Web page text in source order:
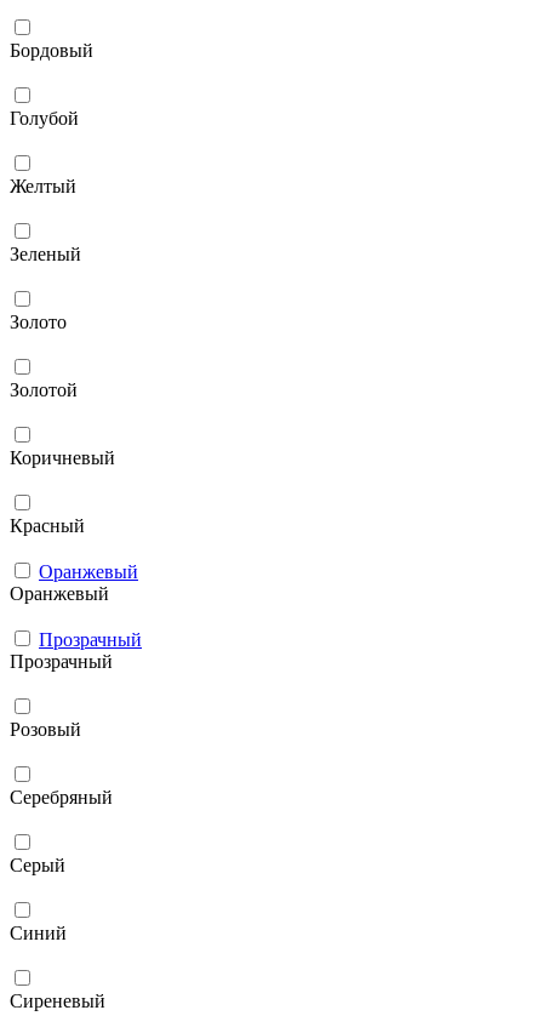
Бордовый
Голубой
Желтый
Зеленый
Золото
Золотой
Коричневый
Красный
Оранжевый
Оранжевый
Прозрачный
Прозрачный
Розовый
Серебряный
Серый
Синий
Сиреневый